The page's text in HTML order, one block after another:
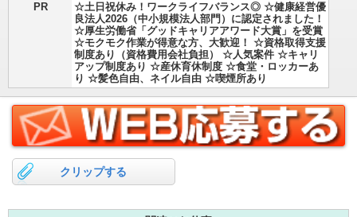
PR
☆土日祝休み！ワークライフバランス◎ ☆健康経営優
良法人2026（中小規模法人部門）に認定されました！
☆厚生労働省「グッドキャリアアワード大賞」を受賞
☆モクモク作業が得意な方、大歓迎！ ☆資格取得支援
制度あり（資格費用会社負担） ☆人気案件 ☆キャリ
アップ制度あり ☆産休育休制度 ☆食堂・ロッカーあ
り ☆髪色自由、ネイル自由 ☆喫煙所あり
クリップする